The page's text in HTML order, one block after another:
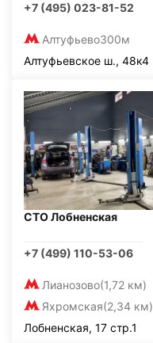
+7 (495) 023-81-52
Алтуфьево300м
Алтуфьевское ш., 48к4
СТО Лобненская
+7 (499) 110-53-06
Лианозово(1,72 км)
Яхромская(2,34 км)
Лобненская, 17 стр.1